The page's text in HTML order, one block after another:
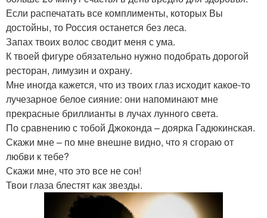
Если распечатать все комплименты, которых Вы
достойны, то Россия останется без леса.
Запах твоих волос сводит меня с ума.
К твоей фигуре обязательно нужно подобрать дорогой
ресторан, лимузин и охрану.
Мне иногда кажется, что из твоих глаз исходит какое-то
лучезарное белое сияние: они напоминают мне
прекрасные бриллианты в лучах лунного света.
По сравнению с тобой Джоконда – доярка Гадюкинская.
Скажи мне – по мне внешне видно, что я сгораю от
любви к тебе?
Скажи мне, что это все не сон!
Твои глаза блестят как звезды.